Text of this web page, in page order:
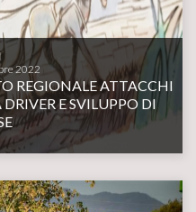
2022
REGIONALE ATTACCHI
DRIVER E SVILUPPO DI